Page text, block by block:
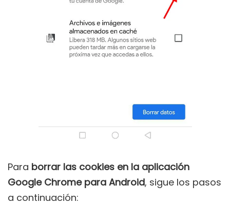
Para borrar las cookies en la aplicación
Google Chrome para Android, sigue los pasos
a continuación: